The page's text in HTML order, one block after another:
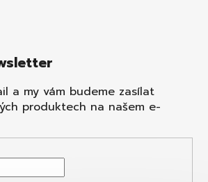
a my vám budeme zasílat
produktech na našem e-